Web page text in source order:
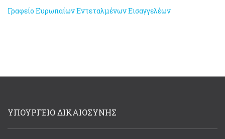
Γραφείο Ευρωπαίων Εντεταλμένων Εισαγγελέων
ΥΠΟΥΡΓΕΙΟ ΔΙΚΑΙΟΣΥΝΗΣ